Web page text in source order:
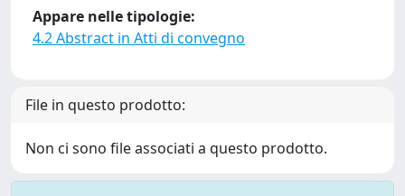
Appare nelle tipologie:
4.2 Abstract in Atti di convegno
File in questo prodotto:
Non ci sono file associati a questo prodotto.